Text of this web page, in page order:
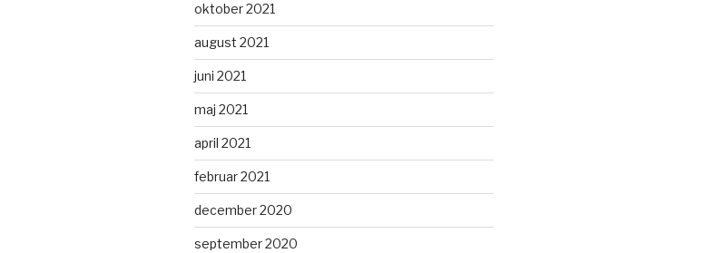
oktober 2021
august 2021
juni 2021
maj 2021
april 2021
februar 2021
december 2020
september 2020